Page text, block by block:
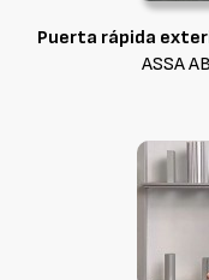
Puerta rápida
ASSA